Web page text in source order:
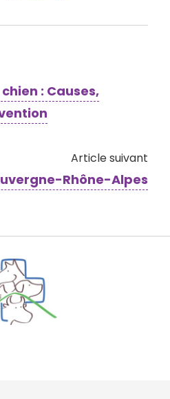
: Causes,
Article suivant
Rhône-Alpes